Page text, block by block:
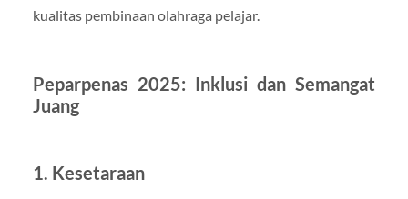
kualitas pembinaan olahraga pelajar.
Peparpenas 2025: Inklusi dan Semangat
Juang
1. Kesetaraan